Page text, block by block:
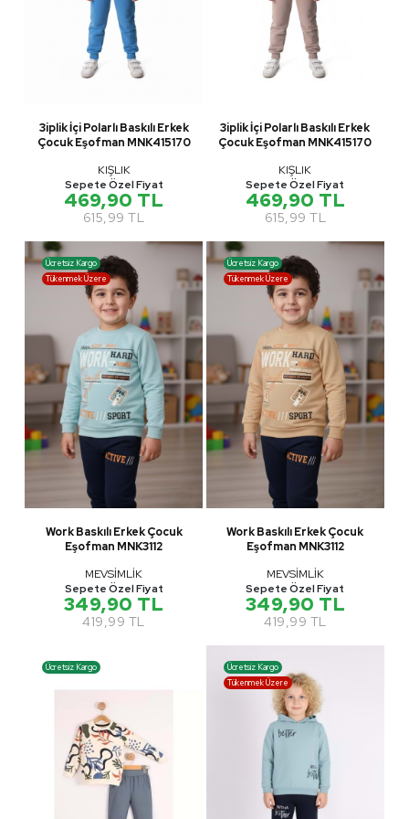
3iplik İçi Polarlı Baskılı Erkek
Çocuk Eşofman MNK415170
KIŞLIK
Sepete Özel Fiyat
469,90 TL
615,99 TL
3iplik İçi Polarlı Baskılı Erkek
Çocuk Eşofman MNK415170
KIŞLIK
Sepete Özel Fiyat
469,90 TL
615,99 TL
Ücretsiz Kargo
Tükenmek Üzere
Work Baskılı Erkek Çocuk
Eşofman MNK3112
MEVSİMLİK
Sepete Özel Fiyat
349,90 TL
419,99 TL
Ücretsiz Kargo
Tükenmek Üzere
Work Baskılı Erkek Çocuk
Eşofman MNK3112
MEVSİMLİK
Sepete Özel Fiyat
349,90 TL
419,99 TL
Ücretsiz Kargo
Ücretsiz Kargo
Tükenmek Üzere